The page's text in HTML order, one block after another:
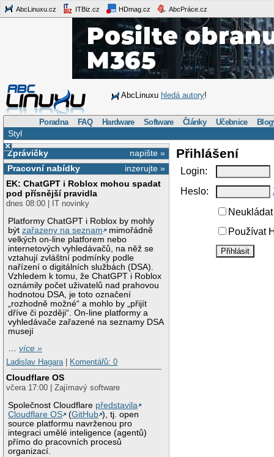
AbcLinuxu.cz ITBiz.cz HDmag.cz AbcPráce.cz
AbcLinuxu hledá autory!
Poradna FAQ Hardware Software Články Učebnice
Styl
×
napište »
Zprávičky
inzerujte »
Pracovní nabídky
EK: ChatGPT i Roblox mohou spadat
pod přísnější pravidla
dnes 08:00 | IT novinky
Platformy ChatGPT i Roblox by mohly
býtzařazeny na seznam
mimořádně
velkých on-line platforem nebo
internetových vyhledávačů, na něž se
vztahují zvláštní podmínky podle
nařízení o digitálních službách (DSA).
Vzhledem k tomu, že ChatGPT i Roblox
oznámily počet uživatelů nad prahovou
hodnotou DSA, je toto označení
„rozhodně možné“ a mohlo by „přijít
dříve či později“. On-line platformy a
vyhledávače zařazené na seznamy DSA
musejí
…více »
Ladislav Hagara
Komentářů: 0
Cloudflare OS
včera 17:00 | Zajímavý software
Společnost Cloudflare představila
Cloudflare OS
(GitHub ), tj. open
source platformu navrženou pro
integraci umělé inteligence (agentů)
přímo do pracovních procesů
organizací.
Přihlášení
Login:
Heslo:
Používat